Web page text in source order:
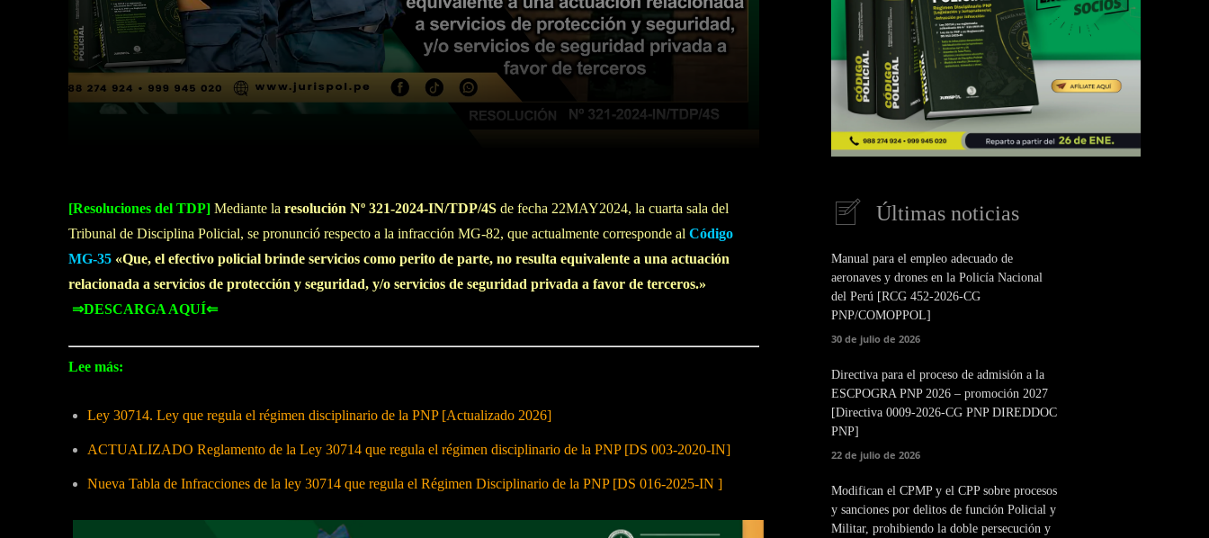
WhatsApp Linkedin
[Resoluciones del TDP] Mediante la resolución Nº 321-2024-IN/TDP/4S de fecha 22MAY2024, la cuarta sala del
Tribunal de Disciplina Policial, se pronunció respecto a la infracción MG-82, que actualmente corresponde al Código
MG-35 «Que, el efectivo policial brinde servicios como perito de parte, no resulta equivalente a una actuación
relacionada a servicios de protección y seguridad, y/o servicios de seguridad privada a favor de terceros.»
⇒DESCARGA AQUÍ⇐
Lee más:
Ley 30714. Ley que regula el régimen disciplinario de la PNP [Actualizado 2026]
ACTUALIZADO Reglamento de la Ley 30714 que regula el régimen disciplinario de la PNP [DS 003-2020-IN]
Nueva Tabla de Infracciones de la ley 30714 que regula el Régimen Disciplinario de la PNP [DS 016-2025-IN ]
Últimas noticias
Manual para el empleo adecuado de
aeronaves y drones en la Policía Nacional
del Perú [RCG 452-2026-CG
PNP/COMOPPOL]
30 de julio de 2026
Directiva para el proceso de admisión a la
ESCPOGRA PNP 2026 – promoción 2027
[Directiva 0009-2026-CG PNP DIREDDOC
PNP]
22 de julio de 2026
Modifican el CPMP y el CPP sobre procesos
y sanciones por delitos de función Policial y
Militar, prohibiendo la doble persecución y